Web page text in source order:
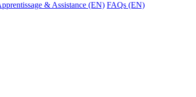
& Assistance (EN) FAQs (EN)